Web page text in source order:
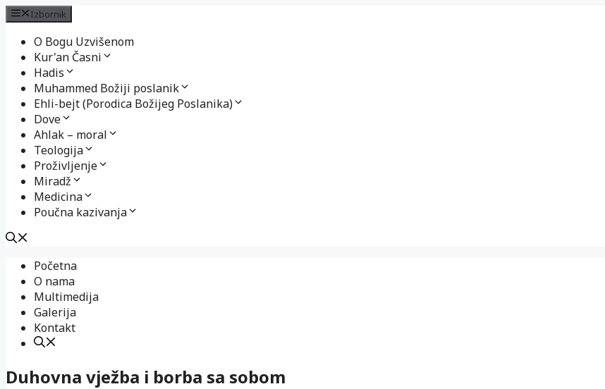
Izbornik
O Bogu Uzvišenom
Kur'an Časni
Hadis
Muhammed Božiji poslanik
Ehli-bejt (Porodica Božijeg Poslanika)
Dove
Ahlak – moral
Teologija
Proživljenje
Miradž
Medicina
Poučna kazivanja
sadržaj
Početna
O nama
Multimedija
Galerija
Kontakt
Duhovna vježba i borba sa sobom